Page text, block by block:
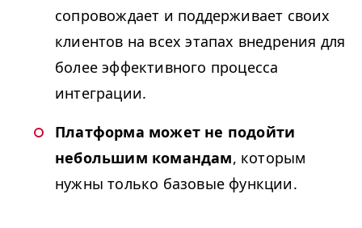
сопровождает и поддерживает своих
клиентов на всех этапах внедрения для
более эффективного процесса
интеграции.
Платформа может не подойти
небольшим командам, которым
нужны только базовые функции.